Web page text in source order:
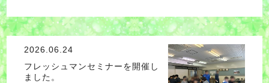
2026.06.24
フレッシュマンセミナーを開催し
ました。